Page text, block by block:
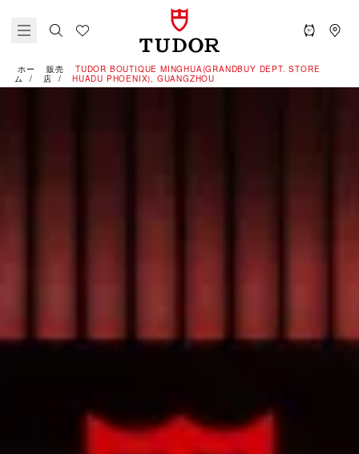
ホー
ム
販売
店
‭TUDOR BOUTIQUE MINGHUA(GRANDBUY DEPT. STORE
HUADU PHOENIX), GUANGZHOU‬